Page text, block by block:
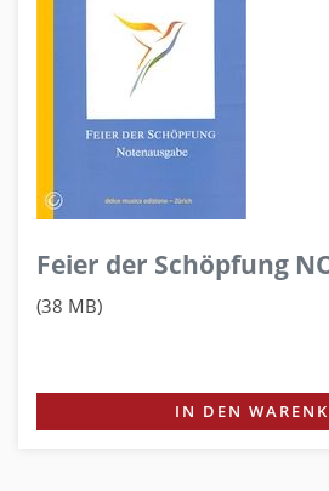
Feier der Schöpfung
(38 MB)
IN DEN